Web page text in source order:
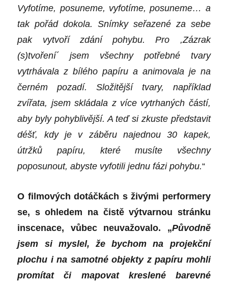
Vyfotíme, posuneme, vyfotíme, posuneme… a
tak pořád dokola. Snímky seřazené za sebe
pak vytvoří zdání pohybu. Pro ,Zázrak
(s)tvoření´ jsem všechny potřebné tvary
vytrhávala z bílého papíru a animovala je na
černém pozadí. Složitější tvary, například
zvířata, jsem skládala z více vytrhaných částí,
aby byly pohyblivější. A teď si zkuste představit
déšť, kdy je v záběru najednou 30 kapek,
útržků papíru, které musíte všechny
poposunout, abyste vyfotili jednu fázi pohybu.“
O filmových dotáčkách s živými performery
se, s ohledem na čistě výtvarnou stránku
inscenace, vůbec neuvažovalo. „Původně
jsem si myslel, že bychom na projekční
plochu i na samotné objekty z papíru mohli
promítat či mapovat kreslené barevné